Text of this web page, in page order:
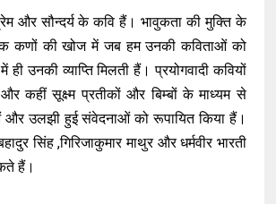
प्रेम और सौन्दर्य के कवि हैं। भावुकता की मुक्ति के
कणों की खोज में जब हम उनकी कविताओं को
उनकी व्याप्ति मिलती हैं। प्रयोगवादी कवियों
कहीं सूक्ष्म प्रतीकों और बिम्बों के माध्यम से
और उलझी हुई संवेदनाओं को रूपायित किया हैं।
सिंह ,गिरिजाकुमार माथुर और धर्मवीर भारती
हैं।